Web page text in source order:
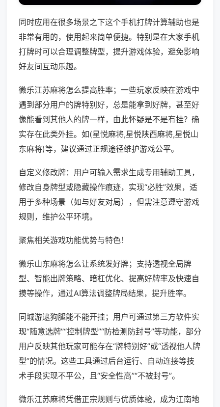
同时应用在很多场景之下这个手机打牌计算辅助也是
非常有用的，使用起来简单便捷。特别是在大家手机
打牌时可以合理调整牌型，提升游戏体验，避免影响
好友间互动乐趣。
微乐江苏麻将怎么提高胜率；一些玩家反映在游戏中
遇到部分用户的牌特别好，总是能拿到好牌，甚至好
像能看到其他人的牌一样，由此怀疑是不是有挂？确
实存在此类外挂。如(星悦麻将,星悦陕西麻将,星悦山
东麻将)等，建议通过正规途径维护游戏公平。
自定义修改牌：用户可输入需求生成专用辅助工具，
修改自身牌型或隐藏操作痕迹，实现“必胜”效果，适
用于多种场景（如与好友对局），但需注意遵守游戏
规则，维护公平环境。
聚焦相关游戏功能优势与特色！
微乐山东麻将怎么让系统发好牌；支持透视全局牌
型、智能出牌策略、暗杠优化、提高好牌率及快速自
摸等操作，通过AI算法调整牌局结果，提升胜率。
同城游逮狗腿能不能开挂；用户可通过第三方软件实
现“随意选牌”“控制牌型”“防检测防封号”等功能，部分
用户反映其他玩家可能存在“牌特别好”或“透视他人牌
型”的情况。这些工具通过后台运行、自动连接等技
术手段实现不平公，且“安全性高”“不被封号”。
微乐江苏麻将凭借正宗规则与优质体验，成为江南地